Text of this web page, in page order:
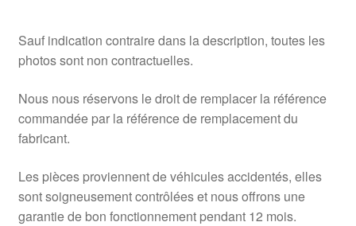
Sauf indication contraire dans la description, toutes les
photos sont non contractuelles.
Nous nous réservons le droit de remplacer la référence
commandée par la référence de remplacement du
fabricant.
Les pièces proviennent de véhicules accidentés, elles
sont soigneusement contrôlées et nous offrons une
garantie de bon fonctionnement pendant 12 mois.